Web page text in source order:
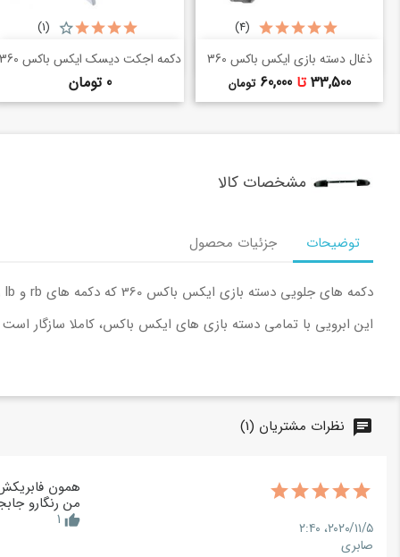
ذغال دسته بازی ایکس باکس 360
قیمت 33,500 تا60,000 تومان
(4)
shopping_basketخرید سریع دکمه اجکت دیسک ایکس باکس 360
قیمت 0 تومان
(1)
shopping_basketخرید سریع
مشخصات کالا
توضیحات جزئیات محصول
دکمه های جلویی دسته بازی ایکس باکس 360 که دکمه های rb و lb را شامل می شود
این ابرویی با تمامی دسته بازی های ایکس باکس، کاملا سازگار است
chat نظرات مشتریان (1)
۲۰۲۰/۱۱/۵،‏ ۲:۴۰
صابری
همون
من رنگارو
thumb_up
1